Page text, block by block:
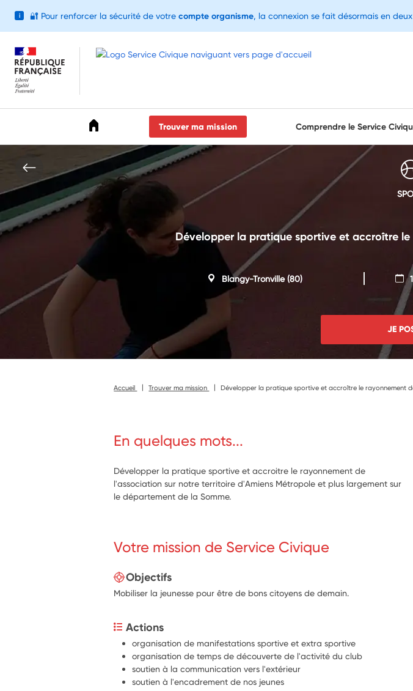
Trouver ma mission Comprendre le Service
Développer la pratique sportive et accroître
Blangy-Tronville(80)
JE
Accueil Trouver ma mission Développer la pratique sportive et accroître le rayonnement
En quelques mots...
Développer la pratique sportive et accroitre le rayonnement de
l'association sur notre territoire d'Amiens Métropole et plus largement sur
le département de la Somme.
Votre mission de Service Civique
Objectifs
Mobiliser la jeunesse pour être de bons citoyens de demain.
Actions
organisation de manifestations sportive et extra sportive
organisation de temps de découverte de l'activité du club
soutien à la communication vers l'extérieur
soutien à l'encadrement de nos jeunes
i 🔐 Pour renforcer la sécurité de votre compte organisme, la connexion se fait désormais en